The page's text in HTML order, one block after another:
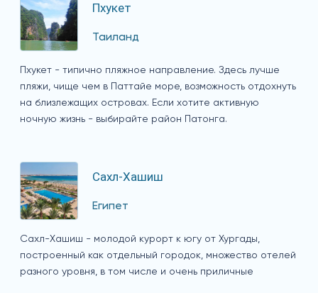
Пхукет
Таиланд
Пхукет - типично пляжное направление. Здесь лучше
пляжи, чище чем в Паттайе море, возможность отдохнуть
на близлежащих островах. Если хотите активную
ночную жизнь - выбирайте район Патонга.
Сахл-Хашиш
Египет
Сахл-Хашиш - молодой курорт к югу от Хургады,
построенный как отдельный городок, множество отелей
разного уровня, в том числе и очень приличные